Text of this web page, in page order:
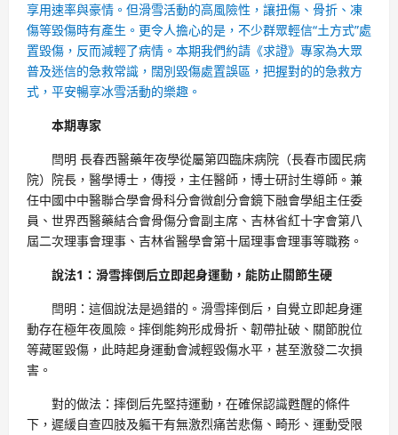
享用速率與豪情。但滑雪活動的高風險性，讓扭傷、骨折、凍
傷等毀傷時有產生。更令人擔心的是，不少群眾輕信“土方式”處
置毀傷，反而減輕了病情。本期我們約請《求證》專家為大眾
普及迷信的急救常識，闊別毀傷處置誤區，把握對的的急救方
式，平安暢享冰雪活動的樂趣。
本期專家
閆明 長春西醫藥年夜學從屬第四臨床病院（長春市國民病
院）院長，醫學博士，傳授，主任醫師，博士研討生導師。兼
任中國中中醫聯合學會骨科分會微創分會鏡下融會學組主任委
員、世界西醫藥結合會骨傷分會副主席、吉林省紅十字會第八
屆二次理事會理事、吉林省醫學會第十屆理事會理事等職務。
說法1：滑雪摔倒后立即起身運動，能防止關節生硬
閆明：這個說法是過錯的。滑雪摔倒后，自覺立即起身運
動存在極年夜風險。摔倒能夠形成骨折、韌帶扯破、關節脫位
等藏匿毀傷，此時起身運動會減輕毀傷水平，甚至激發二次損
害。
對的做法：摔倒后先堅持運動，在確保認識甦醒的條件
下，遲緩自查四肢及軀干有無激烈痛苦悲傷、畸形、運動受限